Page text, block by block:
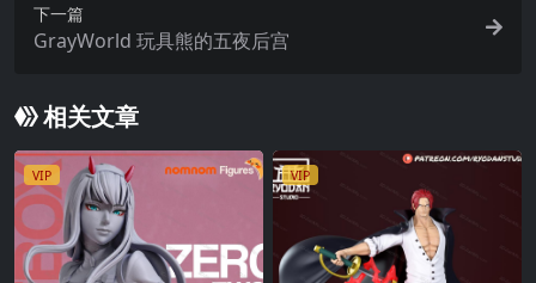
下一篇
GrayWorld 玩具熊的五夜后宫
相关文章
VIP VIP